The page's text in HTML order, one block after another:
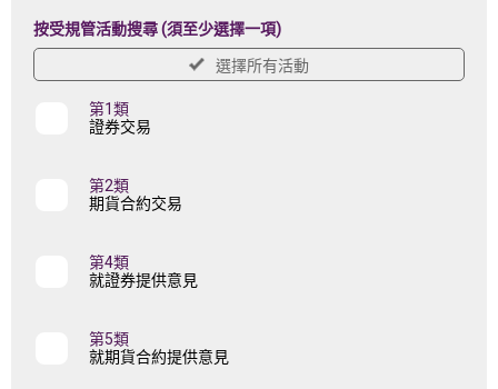
按受規管活動搜尋 (須至少選擇一項)
選擇所有活動
第1類
證券交易
第2類
期貨合約交易
第4類
就證券提供意見
第5類
就期貨合約提供意見